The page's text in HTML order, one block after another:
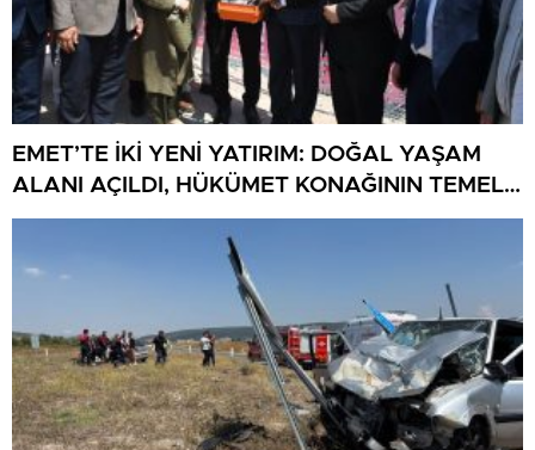
EMET’TE İKİ YENİ YATIRIM: DOĞAL YAŞAM
ALANI AÇILDI, HÜKÜMET KONAĞININ TEMELİ
ATILDI